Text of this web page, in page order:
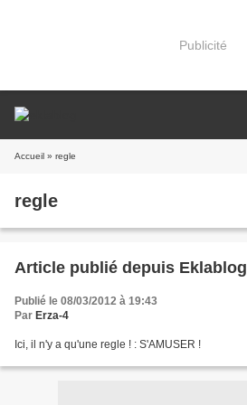
Publicité
Accueil » regle
regle
Article publié depuis Eklablog
Publié le 08/03/2012 à 19:43
Par Erza-4
Ici, il n'y a qu'une regle ! : S'AMUSER !